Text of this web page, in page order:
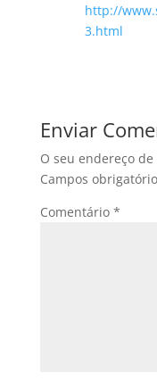
http://
3.html
Enviar
O seu endereço
Campos
Comentário *